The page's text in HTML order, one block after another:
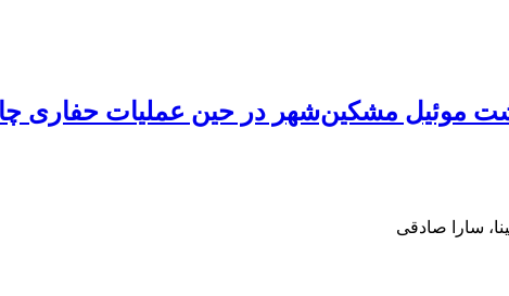
مشکین‌شهر در حین عملیات حفاری
سارا صادقی